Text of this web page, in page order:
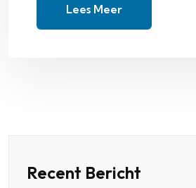
Lees Meer
Recent Bericht